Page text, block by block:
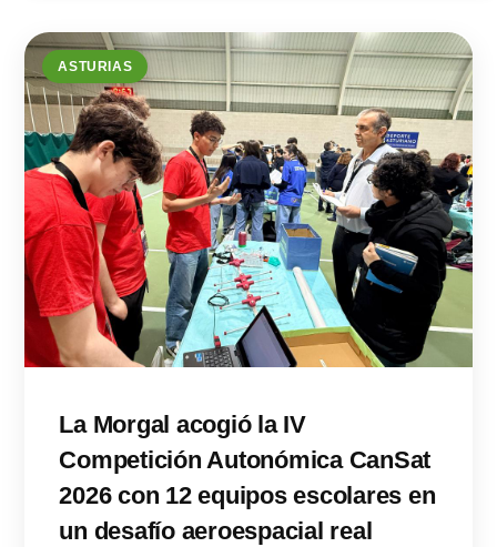
ASTURIAS
La Morgal acogió la IV
Competición Autonómica CanSat
2026 con 12 equipos escolares en
un desafío aeroespacial real